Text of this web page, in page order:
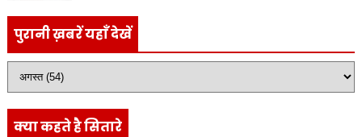
पुरानी ख़बरें यहाँ देखें
क्या कहते है सितारे